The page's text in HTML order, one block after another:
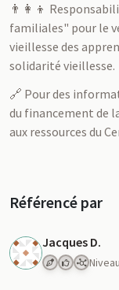
👨‍👩‍👦
familiales" pour le
vieillesse des
solidarité vieillesse.
🔗 Pour des
du financement de
aux ressources du
Référencé par
Jacques D.
Niveau